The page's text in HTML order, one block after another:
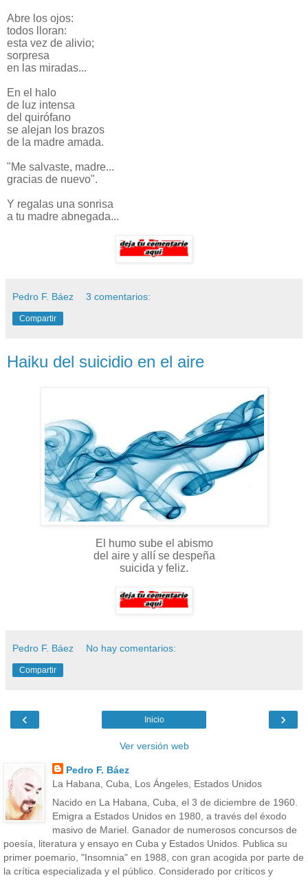
Abre los ojos:
todos lloran:
esta vez de alivio;
sorpresa
en las miradas...
En el halo
de luz intensa
del quirófano
se alejan los brazos
de la madre amada.
"Me salvaste, madre...
gracias de nuevo".
Y regalas una sonrisa
a tu madre abnegada...
Pedro F. Báez 3 comentarios:
Compartir
Haiku del suicidio en el aire
El humo sube el abismo
del aire y allí se despeña
suicida y feliz.
Pedro F. Báez No hay comentarios:
Compartir
‹ ›
Inicio
Ver versión web
Pedro F. Báez
La Habana, Cuba, Los Ángeles, Estados Unidos
Nacido en La Habana, Cuba, el 3 de diciembre de 1960.
Emigra a Estados Unidos en 1980, a través del éxodo
masivo de Mariel. Ganador de numerosos concursos de
poesía, literatura y ensayo en Cuba y Estados Unidos. Publica su
primer poemario, "Insomnia" en 1988, con gran acogida por parte de
la crítica especializada y el público. Considerado por críticos y